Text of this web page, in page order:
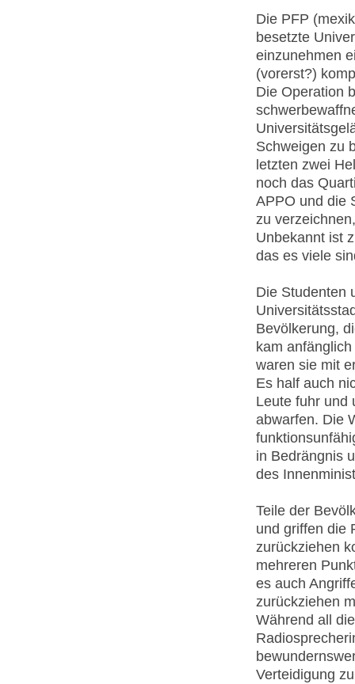
Die PFP
besetzte
einzunehmen
(vorerst?)
Die Operation
Schweigen zu
letzten zwei
noch das
APPO und die
zu
Unbekannt ist
das es viele
Die Studenten
Bevölkerung,
kam
waren sie mit
Es half auch
Leute fuhr und
abwarfen. Die
in Bedrängnis
des
Teile der
und griffen die
zurückziehen
mehreren
es auch
zurückziehen
Während all
Verteidigung